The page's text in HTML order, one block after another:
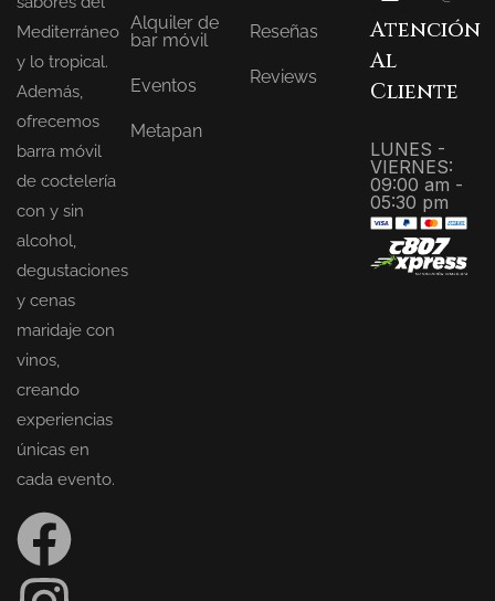
Mediterráneo
y lo tropical.
Además,
ofrecemos
barra móvil
de coctelería
con y sin
alcohol,
degustaciones
y cenas
maridaje con
vinos,
creando
experiencias
únicas en
cada evento.
Alquiler de
bar móvil
Eventos
Metapan
Reseñas
Reviews
Atención
Al
Cliente
LUNES -
VIERNES:
09:00 am -
05:30 pm